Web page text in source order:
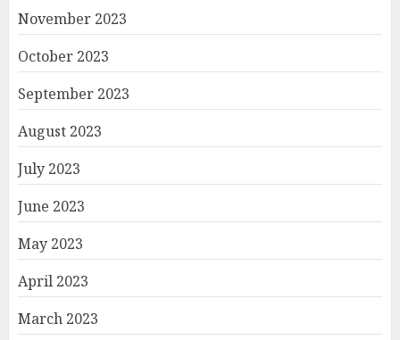
November 2023
October 2023
September 2023
August 2023
July 2023
June 2023
May 2023
April 2023
March 2023